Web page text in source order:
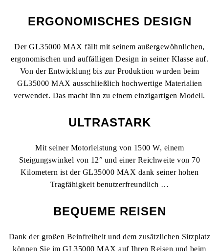
ERGONOMISCHES DESIGN
Der GL35000 MAX fällt mit seinem außergewöhnlichen,
ergonomischen und auffälligen Design in seiner Klasse auf.
Von der Entwicklung bis zur Produktion wurden beim
GL35000 MAX ausschließlich hochwertige Materialien
verwendet. Das macht ihn zu einem einzigartigen Modell.
ULTRASTARK
Mit seiner Motorleistung von 1500 W, einem
Steigungswinkel von 12° und einer Reichweite von 70
Kilometern ist der GL35000 MAX dank seiner hohen
Tragfähigkeit benutzerfreundlich …
BEQUEME REISEN
Dank der großen Beinfreiheit und dem zusätzlichen Sitzplatz
können Sie im GL35000 MAX auf Ihren Reisen und beim